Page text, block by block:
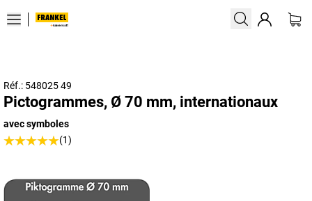
Réf.: 548025 49
Pictogrammes, Ø 70 mm, internationaux
avec symboles
(1)